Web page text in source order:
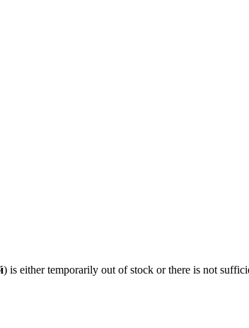
) is either temporarily out of stock or there is not